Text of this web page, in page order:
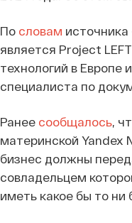
По словам
является Project
технологий в Европе
специалиста по
Ранее сообщалось,
материнской Yandex
бизнес должны
совладельцем
иметь какое бы то